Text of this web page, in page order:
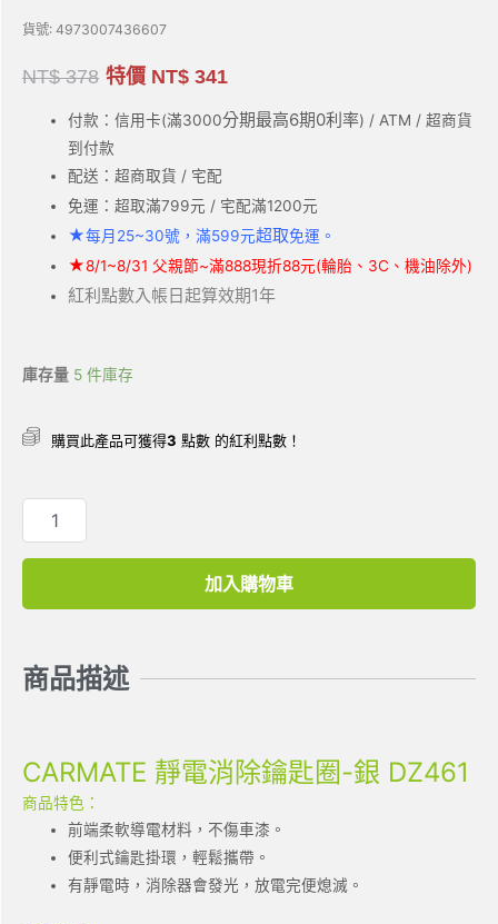
貨號: 4973007436607
NT$378 特價 NT$ 341
付款：信用卡(滿3000分期最高6期0利率) / ATM / 超商貨
到付款
配送：超商取貨 / 宅配
免運：超取滿799元 / 宅配滿1200元
★每月25~30號，滿599元超取免運。
★8/1~8/31 父親節~滿888現折88元(輪胎、3C、機油除外)
紅利點數入帳日起算效期1年
庫存量 5 件庫存
購買此產品可獲得3 點數 的紅利點數！
加入購物車
商品描述
CARMATE 靜電消除鑰匙圈-銀 DZ461
商品特色：
前端柔軟導電材料，不傷車漆。
便利式鑰匙掛環，輕鬆攜帶。
有靜電時，消除器會發光，放電完便熄滅。